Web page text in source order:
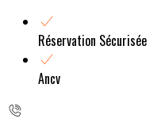
Réservation Sécurisée
Ancv